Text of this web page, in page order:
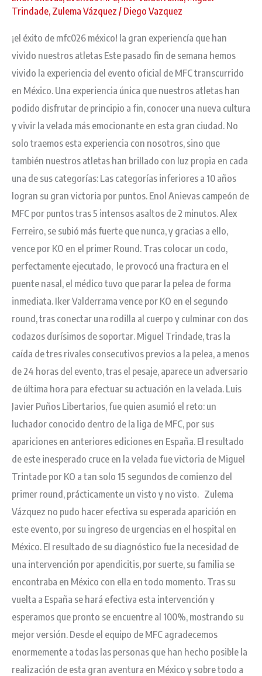
Trindade,Zulema Vázquez/Diego Vazquez
¡el éxito de mfc026 méxico! la gran experiencía que han
vivido nuestros atletas Este pasado fin de semana hemos
vivido la experiencia del evento oficial de MFC transcurrido
en México. Una experiencia única que nuestros atletas han
podido disfrutar de principio a fin, conocer una nueva cultura
y vivir la velada más emocionante en esta gran ciudad. No
solo traemos esta experiencia con nosotros, sino que
también nuestros atletas han brillado con luz propia en cada
una de sus categorías: Las categorías inferiores a 10 años
logran su gran victoria por puntos. Enol Anievas campeón de
MFC por puntos tras 5 intensos asaltos de 2 minutos. Alex
Ferreiro, se subió más fuerte que nunca, y gracias a ello,
vence por KO en el primer Round. Tras colocar un codo,
perfectamente ejecutado, le provocó una fractura en el
puente nasal, el médico tuvo que parar la pelea de forma
inmediata. Iker Valderrama vence por KO en el segundo
round, tras conectar una rodilla al cuerpo y culminar con dos
codazos durísimos de soportar. Miguel Trindade, tras la
caída de tres rivales consecutivos previos a la pelea, a menos
de 24 horas del evento, tras el pesaje, aparece un adversario
de última hora para efectuar su actuación en la velada. Luis
Javier Puños Libertarios, fue quien asumió el reto: un
luchador conocido dentro de la liga de MFC, por sus
apariciones en anteriores ediciones en España. El resultado
de este inesperado cruce en la velada fue victoria de Miguel
Trintade por KO a tan solo 15 segundos de comienzo del
primer round, prácticamente un visto y no visto. Zulema
Vázquez no pudo hacer efectiva su esperada aparición en
este evento, por su ingreso de urgencias en el hospital en
México. El resultado de su diagnóstico fue la necesidad de
una intervención por apendicitis, por suerte, su familia se
encontraba en México con ella en todo momento. Tras su
vuelta a España se hará efectiva esta intervención y
esperamos que pronto se encuentre al 100%, mostrando su
mejor versión. Desde el equipo de MFC agradecemos
enormemente a todas las personas que han hecho posible la
realización de esta gran aventura en México y sobre todo a
méxico!